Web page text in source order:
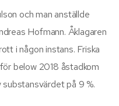
och man anställde
Hofmann. Åklagaren
i någon instans. Friska
below 2018 åstadkom
på 9 %.